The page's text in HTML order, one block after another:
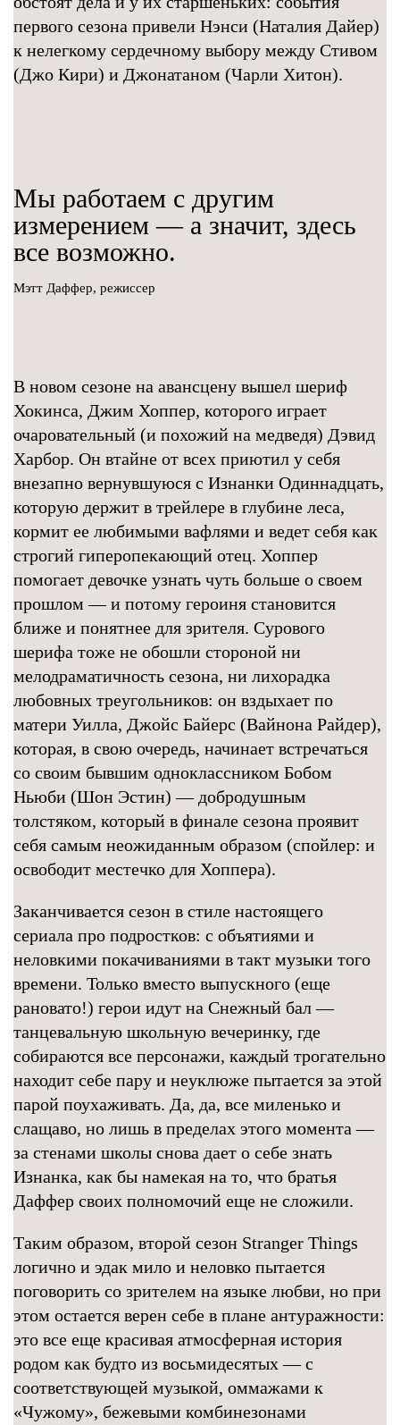
первого сезона привели Нэнси (Наталия Дайер)
к нелегкому сердечному выбору между Стивом
(Джо Кири) и Джонатаном (Чарли Хитон).
Мы работаем с другим
измерением — а значит, здесь
все возможно.
Мэтт Даффер, режиссер
В новом сезоне на авансцену вышел шериф
Хокинса, Джим Хоппер, которого играет
очаровательный (и похожий на медведя) Дэвид
Харбор. Он втайне от всех приютил у себя
внезапно вернувшуюся с Изнанки Одиннадцать,
которую держит в трейлере в глубине леса,
кормит ее любимыми вафлями и ведет себя как
строгий гиперопекающий отец. Хоппер
помогает девочке узнать чуть больше о своем
прошлом — и потому героиня становится
ближе и понятнее для зрителя. Сурового
шерифа тоже не обошли стороной ни
мелодраматичность сезона, ни лихорадка
любовных треугольников: он вздыхает по
матери Уилла, Джойс Байерс (Вайнона Райдер),
которая, в свою очередь, начинает встречаться
со своим бывшим одноклассником Бобом
Ньюби (Шон Эстин) — добродушным
толстяком, который в финале сезона проявит
себя самым неожиданным образом (спойлер: и
освободит местечко для Хоппера).
Заканчивается сезон в стиле настоящего
сериала про подростков: с объятиями и
неловкими покачиваниями в такт музыки того
времени. Только вместо выпускного (еще
рановато!) герои идут на Снежный бал —
танцевальную школьную вечеринку, где
собираются все персонажи, каждый трогательно
находит себе пару и неуклюже пытается за этой
парой поухаживать. Да, да, все миленько и
слащаво, но лишь в пределах этого момента —
за стенами школы снова дает о себе знать
Изнанка, как бы намекая на то, что братья
Даффер своих полномочий еще не сложили.
Таким образом, второй сезон Stranger Things
логично и эдак мило и неловко пытается
поговорить со зрителем на языке любви, но при
этом остается верен себе в плане антуражности:
это все еще красивая атмосферная история
родом как будто из восьмидесятых — с
соответствующей музыкой, оммажами к
«Чужому», бежевыми комбинезонами